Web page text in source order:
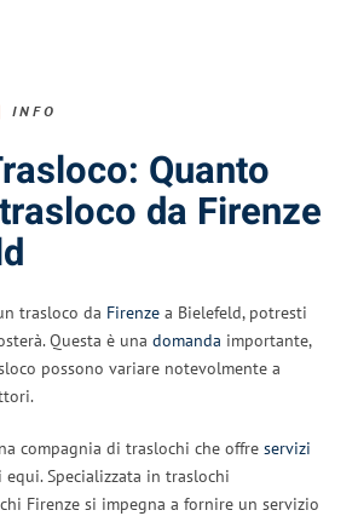
INFO
Quanto
da Firenze
trasloco da Firenze a Bielefeld, potresti
Questa è una domanda importante,
possono variare notevolmente a
compagnia di traslochi che offre servizi
Specializzata in traslochi
Firenze si impegna a fornire un servizio